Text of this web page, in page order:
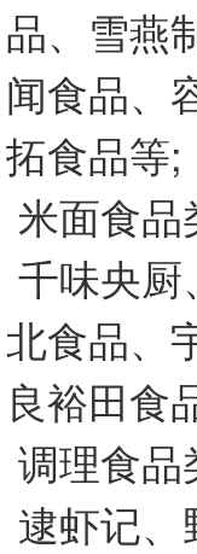
品、雪燕
闻食品、
拓食品等;
米面食品
千味央
北食品、
良裕田食
调理食品
逮虾记